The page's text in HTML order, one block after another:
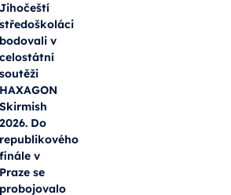
Jihočeští
středoškoláci
bodovali v
celostátní
soutěži
HAXAGON
Skirmish
2026. Do
republikového
finále v
Praze se
probojovalo